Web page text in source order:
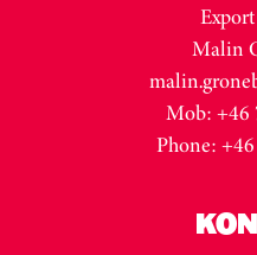
Malin
Mob: +46
Phone: